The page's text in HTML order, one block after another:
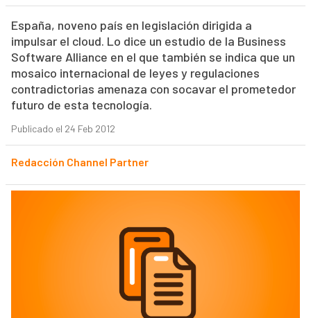
España, noveno país en legislación dirigida a
impulsar el cloud. Lo dice un estudio de la Business
Software Alliance en el que también se indica que un
mosaico internacional de leyes y regulaciones
contradictorias amenaza con socavar el prometedor
futuro de esta tecnología.
Publicado el 24 Feb 2012
Redacción Channel Partner